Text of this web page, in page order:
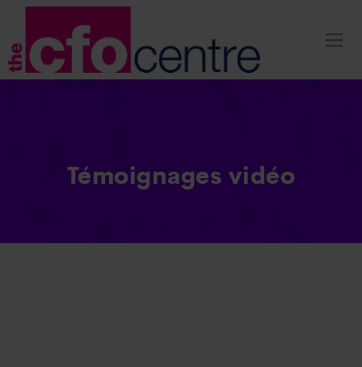
Témoignages vidéo